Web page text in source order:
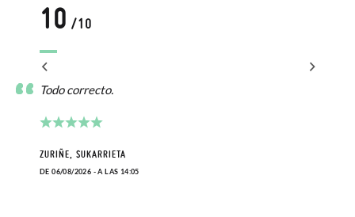
10 /10
Todo correcto.
ZURIÑE, SUKARRIETA
DE 06/08/2026 - A LAS 14:05